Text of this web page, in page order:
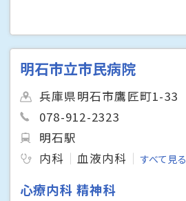
明石市立市民病院
兵庫県明石市鷹匠町1-33
078-912-2323
明石駅
内科
血液内科 すべて見る
心療内科 精神科